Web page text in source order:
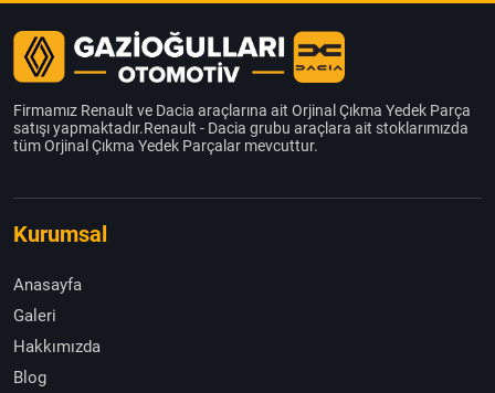
Firmamız Renault ve Dacia araçlarına ait Orjinal Çıkma Yedek Parça
satışı yapmaktadır.Renault - Dacia grubu araçlara ait stoklarımızda
tüm Orjinal Çıkma Yedek Parçalar mevcuttur.
Kurumsal
Anasayfa
Galeri
Hakkımızda
Blog